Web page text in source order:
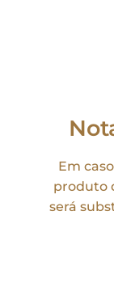
Em
produto
será